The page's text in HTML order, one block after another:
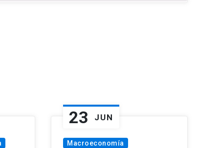
23 JUN
Macroeconomía